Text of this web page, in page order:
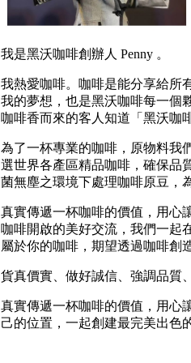
我是黑沃咖啡創辦人 Penny 。
我熱愛咖啡。咖啡是能分享給所
我的夢想，也是黑沃咖啡每一個
咖啡香而來的客人知道「黑沃咖
為了一杯專業的咖啡，原物料我
選世界各產區精品咖啡，確保品
菌無塵之環境下處理咖啡原豆，
真實傳遞一杯咖啡的價值，用心
咖啡開啟的美好交流，我們一起
屬於你的咖啡，期望透過咖啡創
貨真價實、做好誠信、強調品質
真實傳遞一杯咖啡的價值，用心
己的位置，一起創建最完美出色